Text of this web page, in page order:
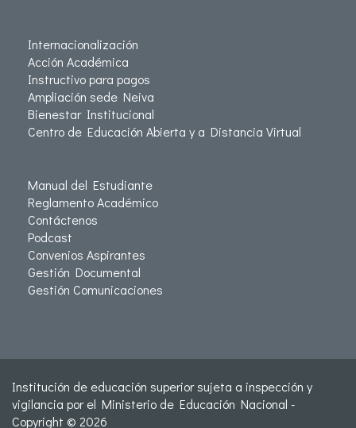
Internacionalización
Acción Académica
Instructivo para pagos
Ampliación sede Neiva
Bienestar Institucional
Centro de Educación Abierta y a Distancia Virtual
Manual del Estudiante
Reglamento Académico
Contáctenos
Podcast
Convenios Aspirantes
Gestión Documental
Gestión Comunicaciones
Institución de educación superior sujeta a inspección y
vigilancia por el Ministerio de Educación Nacional -
Copyright © 2026